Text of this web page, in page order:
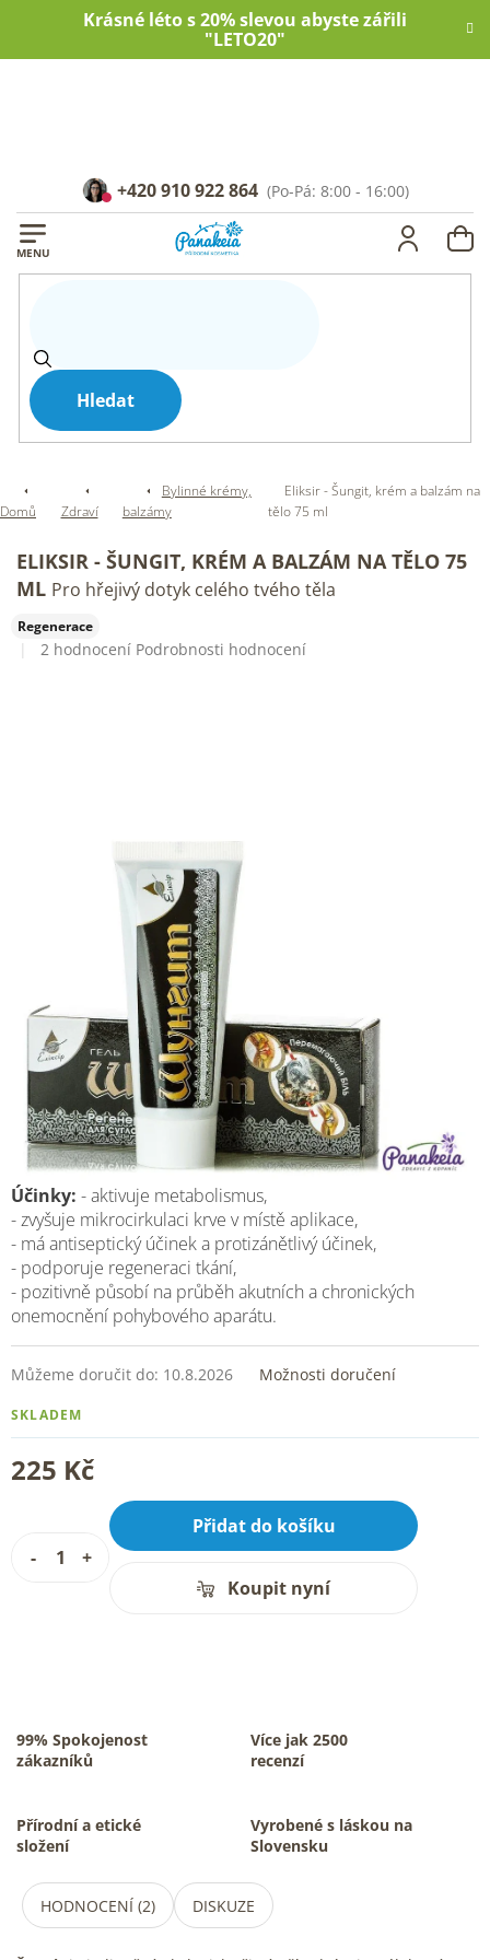
Krásné léto s 20% slevou abyste zářili
"LETO20"
Hledat
+420 910 922 864
Domů Zdraví
Bylinné krémy,
balzámy
Eliksir - Šungit, krém a balzám na
tělo 75 ml
ELIKSIR - ŠUNGIT, KRÉM A BALZÁM NA TĚLO 75
ML Pro hřejivý dotyk celého tvého těla
Regenerace
Průměrné
2 hodnocení Podrobnosti hodnocení
225 Kč
SKLADEM
Můžeme doručit do: 10.8.2026 Možnosti doručení
Přidat do košíku
Koupit nyní
Účinky: - aktivuje metabolismus,
- zvyšuje mikrocirkulaci krve v místě aplikace,
- má antiseptický účinek a protizánětlivý účinek,
- podporuje regeneraci tkání,
- pozitivně působí na průběh akutních a chronických
onemocnění pohybového aparátu.
99% Spokojenost
zákazníků
Více jak 2500
recenzí
Přírodní a etické
složení
Vyrobené s láskou na
Slovensku
HODNOCENÍ (2) DISKUZE